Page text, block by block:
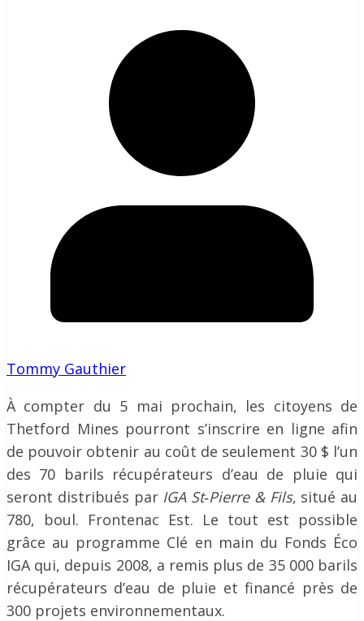
Tommy Gauthier
À compter du 5 mai prochain, les citoyens de
Thetford Mines pourront s’inscrire en ligne afin
de pouvoir obtenir au coût de seulement 30 $ l’un
des 70 barils récupérateurs d’eau de pluie qui
seront distribués par IGA St‐Pierre & Fils, situé au
780, boul. Frontenac Est. Le tout est possible
grâce au programme Clé en main du Fonds Éco
IGA qui, depuis 2008, a remis plus de 35 000 barils
récupérateurs d’eau de pluie et financé près de
300 projets environnementaux.